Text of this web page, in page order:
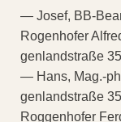
— Josef, BB-
Rogenhofer
genlandstraße
— Hans, Mag.-
genlandstraße
Roggenhofer